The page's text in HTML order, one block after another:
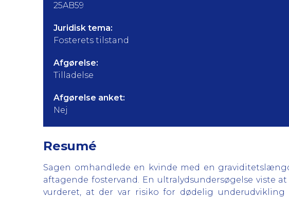
25AB59
Juridisk tema:
Fosterets tilstand
Afgørelse:
Tilladelse
Afgørelse anket:
Nej
Resumé
Sagen omhandlede en kvinde med en
aftagende fostervand. En ultralydsundersøgelse viste
vurderet, at der var risiko for dødelig